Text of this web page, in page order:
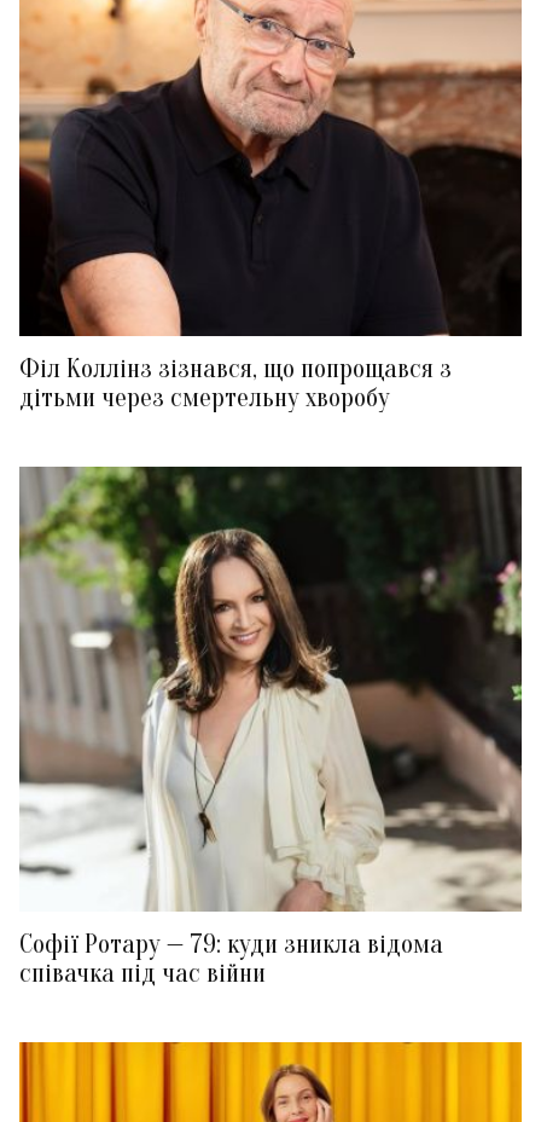
Філ Коллінз зізнався, що попрощався з
дітьми через смертельну хворобу
Софії Ротару — 79: куди зникла відома
співачка під час війни